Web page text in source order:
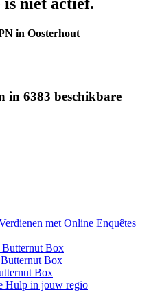
in Oosterhout
in 6383 beschikbare
met Online Enquêtes
Butternut Box
Box
Box
Hulp in jouw regio